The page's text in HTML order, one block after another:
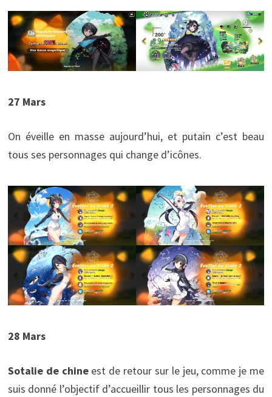
27 Mars
On éveille en masse aujourd’hui, et putain c’est beau
tous ses personnages qui change d’icônes.
28 Mars
Sotalie de chine est de retour sur le jeu, comme je me
suis donné l’objectif d’accueillir tous les personnages du